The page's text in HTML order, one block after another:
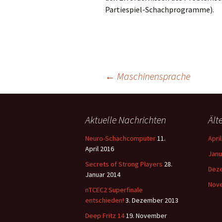
Partiespiel-Schachprogramme).
Navigation
← Maschinensprache
Aktuelle Nachrichten
Neuro-Schachcomputer11.
April 2016
Secrets of Strong Players 28.
Januar 2014
nTCEC2 Superfinale
entschieden! 3. Dezember 2013
Deep Fritz 1419. November